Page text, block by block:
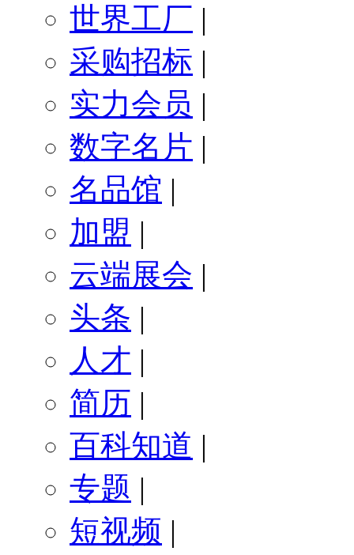
世界工厂 |
采购招标 |
实力会员 |
数字名片 |
名品馆 |
加盟 |
云端展会 |
头条 |
人才 |
简历 |
百科知道 |
专题 |
短视频 |